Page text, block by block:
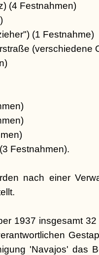
(4 Festnahmen)
(1 Festnahme)
(verschiedene
Festnahmen).
nach einer
1937 insgesamt
'Navajos' das